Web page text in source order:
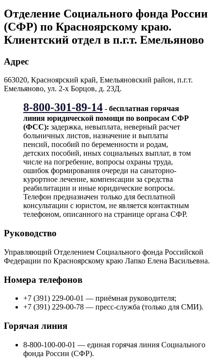
Отделение Социального фонда России
(СФР) по Красноярскому краю.
Клиентский отдел в п.г.т. Емельяново
Адрес
663020, Красноярский край, Емельяновский район, п.г.т.
Емельяново, ул. 2-х Борцов, д. 23Д.
8-800-301-89-14 - бесплатная горячая
линия юридической помощи по вопросам CФР
(ФСС): задержка, невыплата, неверный расчет
больничных листов, назначение и выплаты
пенсий, пособий по беременности и родам,
детских пособий, иных социальных выплат, в том
числе на погребение, вопросы охраны труда,
ошибок формирования очереди на санаторно-
курортное лечение, компенсации за средства
реабилитации и иные юридические вопросы.
Телефон предназначен только для бесплатной
консультации с юристом, не является контактным
телефоном, описанного на странице органа СФР.
Руководство
Управляющий Отделением Социального фонда Российской
Федерации по Красноярскому краю Лапко Елена Васильевна.
Номера телефонов
+7 (391) 229-00-01 — приёмная руководителя;
+7 (391) 229-00-78 — пресс-служба (только для СМИ).
Горячая линия
8-800-100-00-01 — единая горячая линия Социального
фонда России (СФР).